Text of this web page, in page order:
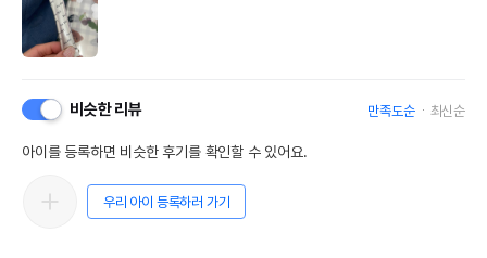
비슷한 리뷰 만족도순 최신순
아이를 등록하면 비슷한 후기를 확인할 수 있어요.
우리 아이 등록하러 가기